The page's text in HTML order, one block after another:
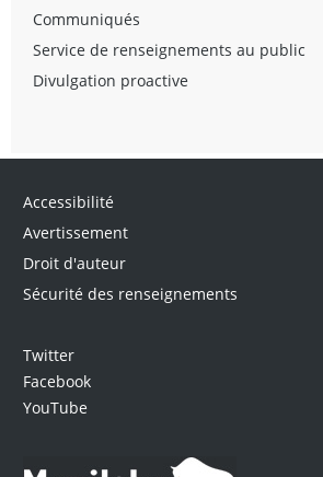
Communiqués
Service de renseignements au public
Divulgation proactive
Accessibilité
Avertissement
Droit d'auteur
Sécurité des renseignements
Twitter
Facebook
YouTube